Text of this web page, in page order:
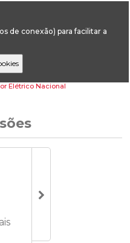
de conexão) para facilitar a
Elétrica
Elétrico Nacional